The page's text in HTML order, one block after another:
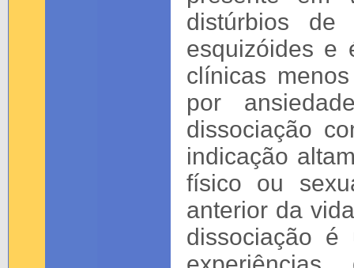
distúrbios de
esquizóides e
clínicas
por
dissociação
indicação
físico ou
anterior da
dissociação é